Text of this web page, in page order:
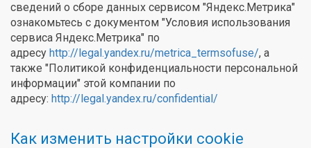
сведений о сборе данных сервисом "Яндекс.Метрика"
ознакомьтесь с документом "Условия использования
сервиса Яндекс.Метрика" по
адресу http://legal.yandex.ru/metrica_termsofuse/, а
также "Политикой конфиденциальности персональной
информации" этой компании по
адресу: http://legal.yandex.ru/confidential/
Как изменить настройки cookie